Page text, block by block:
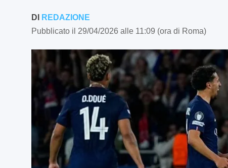
DI
REDAZIONE
Pubblicato il 29/04/2026 alle 11:09 (ora di Roma)